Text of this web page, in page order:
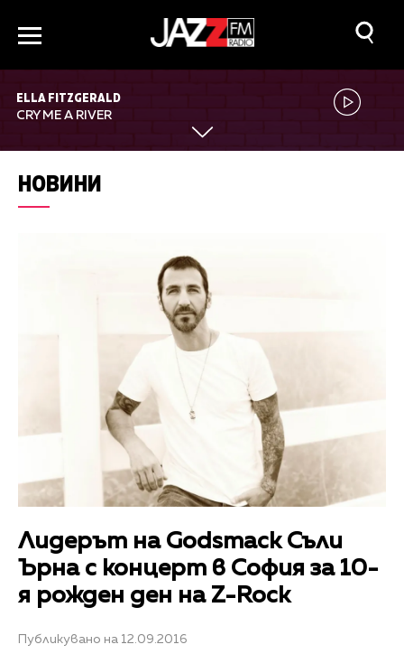
ELLA FITZGERALD
CRY ME A RIVER
НОВИНИ
Лидерът на Godsmack Съли
Ърна с концерт в София за 10-
я рожден ден на Z-Rock
Публикувано на 12.09.2016